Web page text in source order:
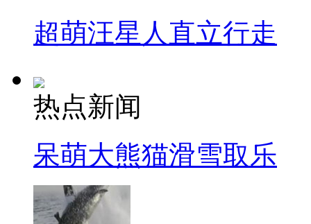
超萌汪星人直立行走
热点新闻
呆萌大熊猫滑雪取乐